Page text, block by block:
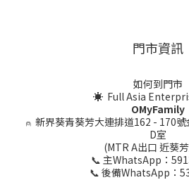
門市資訊
如何到門市
☀ Full Asia
OMyFamily
⍝ 新界葵青葵芳大連排道162 - 170
D室
(MTR A出口 近葵
📞 主WhatsApp：
📞 後備WhatsApp：